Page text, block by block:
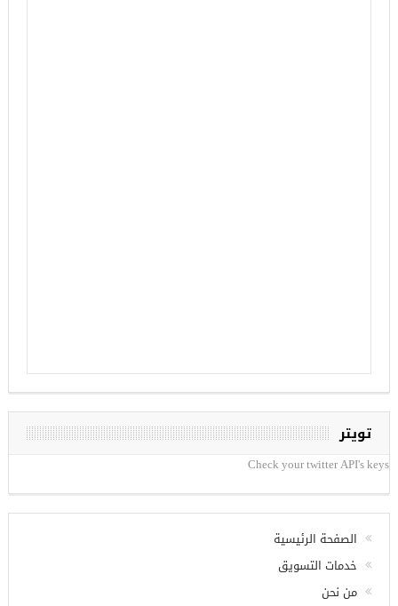
تويتر
Check your twitter API's keys
الصفحة الرئيسية
خدمات التسويق
من نحن